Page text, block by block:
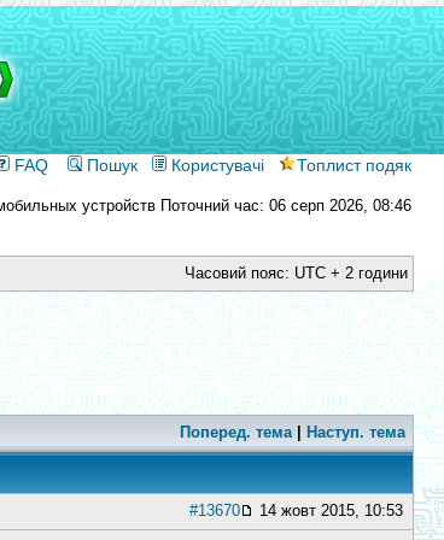
FAQ Пошук Користувачі Топлист подяк
Поточний час: 06 серп 2026, 08:46
Часовий пояс: UTC + 2 години
Поперед. тема| Наступ. тема
#13670 14 жовт 2015, 10:53